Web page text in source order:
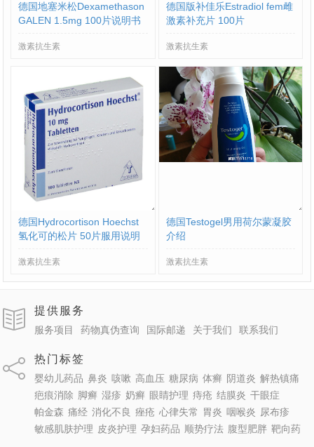
德国地塞米松Dexamethason
GALEN 1.5mg 100片说明书
激素抗生素
德国版补佳乐Estradiol fem雌
激素补充片 100片
激素抗生素
德国Hydrocortison Hoechst
氢化可的松片 50片服用说明
激素抗生素
德国Testogel男用荷尔蒙凝胶
介绍
激素抗生素
提供服务
服务项目 药物真伪查询 国际邮递 关于我们 联系我们
热门标签
婴幼儿药品 鼻炎 咳嗽 高血压 糖尿病 体癣 阴道炎 解热镇痛
疤痕消除 脚癣 湿疹 奶癣 眼睛护理 痔疮 结膜炎 干眼症
帕金森 痛经 消化不良 痤疮 心律失常 胃炎 咽喉炎 尿布疹
敏感肌肤护理 皮炎护理 孕妇药品 顺势疗法 腹型肥胖 靶向药